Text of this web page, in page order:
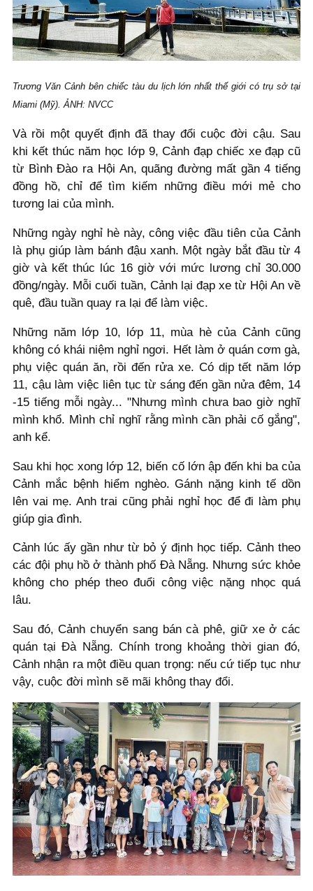
Trương Văn Cảnh bên chiếc tàu du lịch lớn nhất thế giới có trụ sở tại
Miami (Mỹ). ẢNH: NVCC
Và rồi một quyết định đã thay đổi cuộc đời cậu. Sau
khi kết thúc năm học lớp 9, Cảnh đạp chiếc xe đạp cũ
từ Bình Đào ra Hội An, quãng đường mất gần 4 tiếng
đồng hồ, chỉ để tìm kiếm những điều mới mẻ cho
tương lai của mình.
Những ngày nghỉ hè này, công việc đầu tiên của Cảnh
là phụ giúp làm bánh đậu xanh. Một ngày bắt đầu từ 4
giờ và kết thúc lúc 16 giờ với mức lương chỉ 30.000
đồng/ngày. Mỗi cuối tuần, Cảnh lại đạp xe từ Hội An về
quê, đầu tuần quay ra lại để làm việc.
Những năm lớp 10, lớp 11, mùa hè của Cảnh cũng
không có khái niệm nghỉ ngơi. Hết làm ở quán cơm gà,
phụ việc quán ăn, rồi đến rửa xe. Có dịp tết năm lớp
11, cậu làm việc liên tục từ sáng đến gần nửa đêm, 14
-15 tiếng mỗi ngày... "Nhưng mình chưa bao giờ nghĩ
mình khổ. Mình chỉ nghĩ rằng mình cần phải cố gắng",
anh kể.
Sau khi học xong lớp 12, biến cố lớn ập đến khi ba của
Cảnh mắc bệnh hiểm nghèo. Gánh nặng kinh tế dồn
lên vai mẹ. Anh trai cũng phải nghỉ học để đi làm phụ
giúp gia đình.
Cảnh lúc ấy gần như từ bỏ ý định học tiếp. Cảnh theo
các đội phụ hồ ở thành phố Đà Nẵng. Nhưng sức khỏe
không cho phép theo đuổi công việc nặng nhọc quá
lâu.
Sau đó, Cảnh chuyển sang bán cà phê, giữ xe ở các
quán tại Đà Nẵng. Chính trong khoảng thời gian đó,
Cảnh nhận ra một điều quan trọng: nếu cứ tiếp tục như
vậy, cuộc đời mình sẽ mãi không thay đổi.